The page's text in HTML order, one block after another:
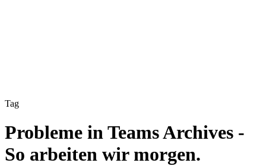
Tag
Probleme in Teams Archives -
So arbeiten wir morgen.